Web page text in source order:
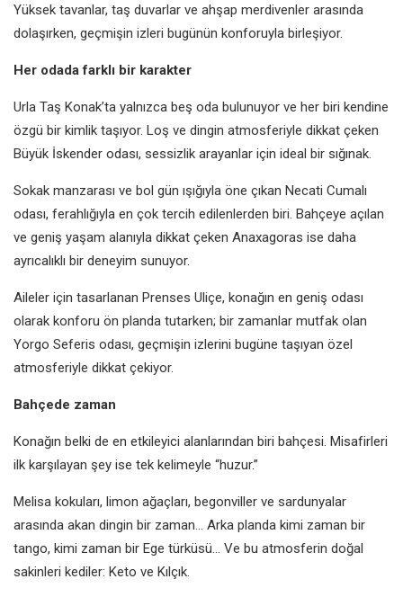
Yüksek tavanlar, taş duvarlar ve ahşap merdivenler arasında
dolaşırken, geçmişin izleri bugünün konforuyla birleşiyor.
Her odada farklı bir karakter
Urla Taş Konak’ta yalnızca beş oda bulunuyor ve her biri kendine
özgü bir kimlik taşıyor. Loş ve dingin atmosferiyle dikkat çeken
Büyük İskender odası, sessizlik arayanlar için ideal bir sığınak.
Sokak manzarası ve bol gün ışığıyla öne çıkan Necati Cumalı
odası, ferahlığıyla en çok tercih edilenlerden biri. Bahçeye açılan
ve geniş yaşam alanıyla dikkat çeken Anaxagoras ise daha
ayrıcalıklı bir deneyim sunuyor.
Aileler için tasarlanan Prenses Uliçe, konağın en geniş odası
olarak konforu ön planda tutarken; bir zamanlar mutfak olan
Yorgo Seferis odası, geçmişin izlerini bugüne taşıyan özel
atmosferiyle dikkat çekiyor.
Bahçede zaman
Konağın belki de en etkileyici alanlarından biri bahçesi. Misafirleri
ilk karşılayan şey ise tek kelimeyle “huzur.”
Melisa kokuları, limon ağaçları, begonviller ve sardunyalar
arasında akan dingin bir zaman… Arka planda kimi zaman bir
tango, kimi zaman bir Ege türküsü… Ve bu atmosferin doğal
sakinleri kediler: Keto ve Kılçık.